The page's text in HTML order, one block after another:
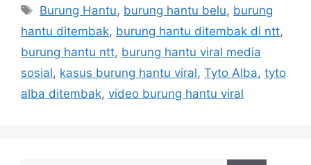
e
g
o
r
i
T
a
s
Burung Hantu, burung hantu belu, burung
hantu ditembak, burung hantu ditembak di ntt,
burung hantu ntt, burung hantu viral media
sosial, kasus burung hantu viral, Tyto Alba, tyto
alba ditembak, video burung hantu viral